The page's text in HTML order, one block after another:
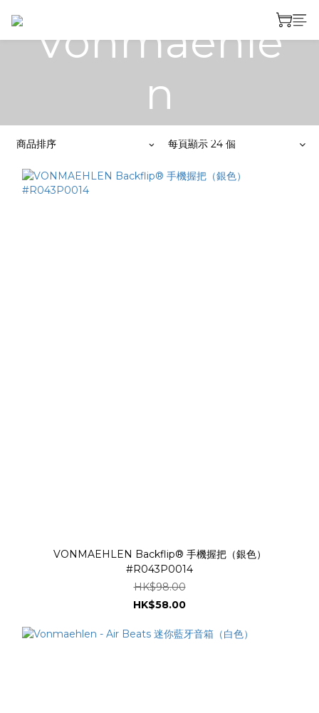
Vonmaehle
n
>Vonmaehlen
商品排序 每頁顯示 24 個
VONMAEHLEN Backflip® 手機握把（銀色）
#R043P0014
HK$98.00
HK$58.00